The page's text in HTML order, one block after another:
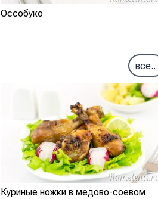
Оссобуко
все...
Куриные ножки в медово-соевом